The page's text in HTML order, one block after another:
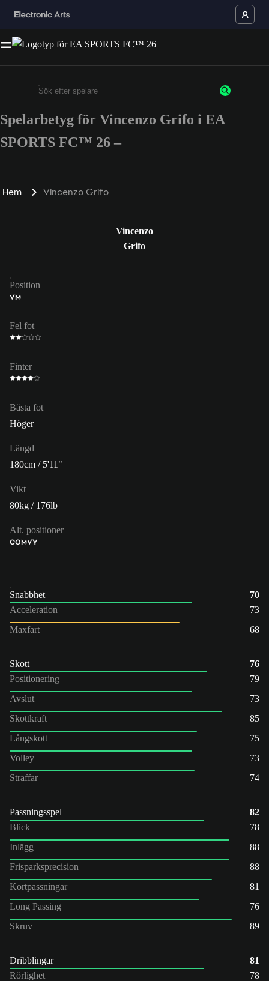
Ange minst 3 tecken eller siffror
Spelarbetyg för Vincenzo Grifo i EA
SPORTS FC™ 26 –
Hem Vincenzo Grifo
Vincenzo
Grifo
Position
VM
Fel fot
Finter
Bästa fot
Höger
Längd
180cm / 5'11"
Vikt
80kg / 176lb
Alt. positioner
COMVY
Snabbhet
70
Acceleration
73
Maxfart
68
Skott
76
Positionering
79
Avslut
73
Skottkraft
85
Långskott
75
Volley
73
Straffar
74
Passningsspel
82
Blick
78
Inlägg
88
Frisparksprecision
88
Kortpassningar
81
Long Passing
76
Skruv
89
Dribblingar
81
Rörlighet
78